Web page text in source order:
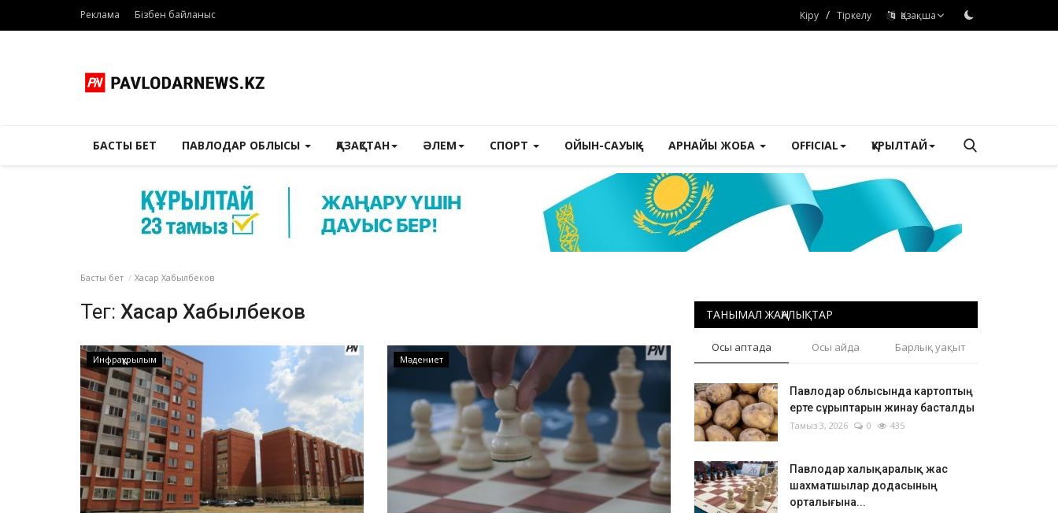
Реклама Бізбен байланыс Кіру / Тіркелу Қазақша
БАСТЫ БЕТ ПАВЛОДАР ОБЛЫСЫ ҚАЗАҚСТАН ӘЛЕМ СПОРТ ОЙЫН-САУЫҚ АРНАЙЫ ЖОБА OFFICIAL ҚҰРЫЛТАЙ
Басты бет Хасар Хабылбеков
Тег: Хасар Хабылбеков
Инфрақұрылым Мәдениет
ТАНЫМАЛ ЖАҢАЛЫҚТАР
Осы аптада Осы айда Барлық уақыт
Павлодар облысында картоптың
ерте сұрыптарын жинау басталды
Тамыз 3, 2026 0 435
Павлодар халықаралық жас
шахматшылар додасының
орталығына...